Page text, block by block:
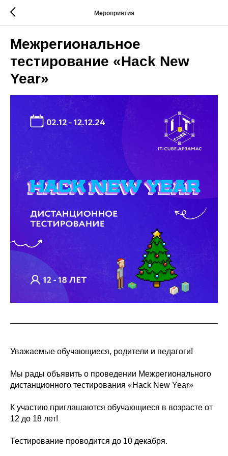
Мероприятия
Межрегиональное
тестирование «Hack New
Year»
Уважаемые обучающиеся, родители и педагоги!
Мы рады объявить о проведении Межрегионального
дистанционного тестирования «Hack New Year»
К участию приглашаются обучающиеся в возрасте от
12 до 18 лет!
Тестирование проводится до 10 декабря.